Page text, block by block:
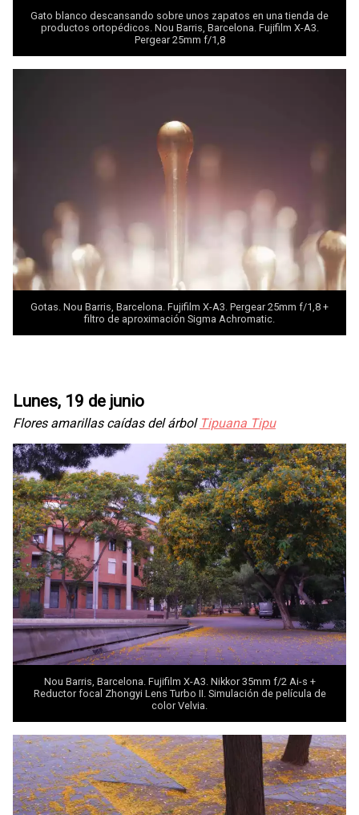
Gato blanco descansando sobre unos zapatos en una tienda de
productos ortopédicos. Nou Barris, Barcelona. Fujifilm X-A3.
Pergear 25mm f/1,8
Gotas. Nou Barris, Barcelona. Fujifilm X-A3. Pergear 25mm f/1,8 +
filtro de aproximación Sigma Achromatic.
Lunes, 19 de junio
Flores amarillas caídas del árbol Tipuana Tipu
Nou Barris, Barcelona. Fujifilm X-A3. Nikkor 35mm f/2 Ai-s +
Reductor focal Zhongyi Lens Turbo II. Simulación de película de
color Velvia.